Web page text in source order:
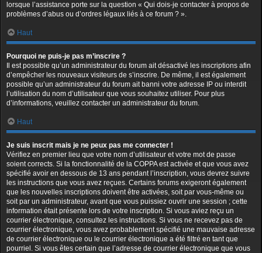
lorsque l’assistance porte sur la question « Qui dois-je contacter à propos de
problèmes d’abus ou d’ordres légaux liés à ce forum ? ».
Haut
Pourquoi ne puis-je pas m’inscrire ?
Il est possible qu’un administrateur du forum ait désactivé les inscriptions afin
d’empêcher les nouveaux visiteurs de s’inscrire. De même, il est également
possible qu’un administrateur du forum ait banni votre adresse IP ou interdit
l’utilisation du nom d’utilisateur que vous souhaitez utiliser. Pour plus
d’informations, veuillez contacter un administrateur du forum.
Haut
Je suis inscrit mais je ne peux pas me connecter !
Vérifiez en premier lieu que votre nom d’utilisateur et votre mot de passe
soient corrects. Si la fonctionnalité de la COPPA est activée et que vous avez
spécifié avoir en dessous de 13 ans pendant l’inscription, vous devrez suivre
les instructions que vous avez reçues. Certains forums exigeront également
que les nouvelles inscriptions doivent être activées, soit par vous-même ou
soit par un administrateur, avant que vous puissiez ouvrir une session ; cette
information était présente lors de votre inscription. Si vous aviez reçu un
courrier électronique, consultez les instructions. Si vous ne recevez pas de
courrier électronique, vous avez probablement spécifié une mauvaise adresse
de courrier électronique ou le courrier électronique a été filtré en tant que
pourriel. Si vous êtes certain que l’adresse de courrier électronique que vous